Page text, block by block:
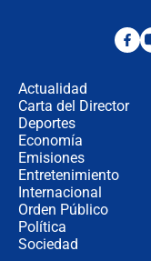
Actualidad
Carta del Director
Deportes
Economía
Emisiones
Entretenimiento
Internacional
Orden Público
Política
Sociedad